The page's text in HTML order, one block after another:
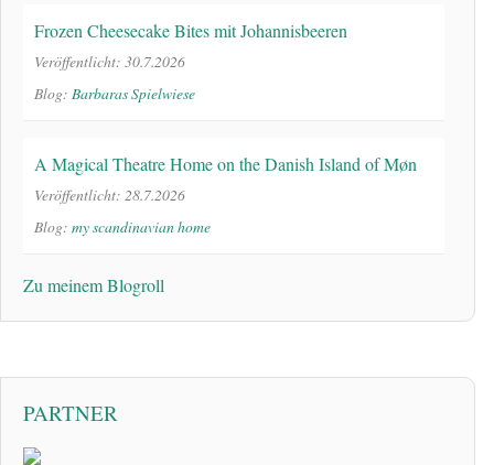
Frozen Cheesecake Bites mit Johannisbeeren
Veröffentlicht: 30.7.2026
Blog: Barbaras Spielwiese
A Magical Theatre Home on the Danish Island of Møn
Veröffentlicht: 28.7.2026
Blog: my scandinavian home
Zu meinem Blogroll
PARTNER